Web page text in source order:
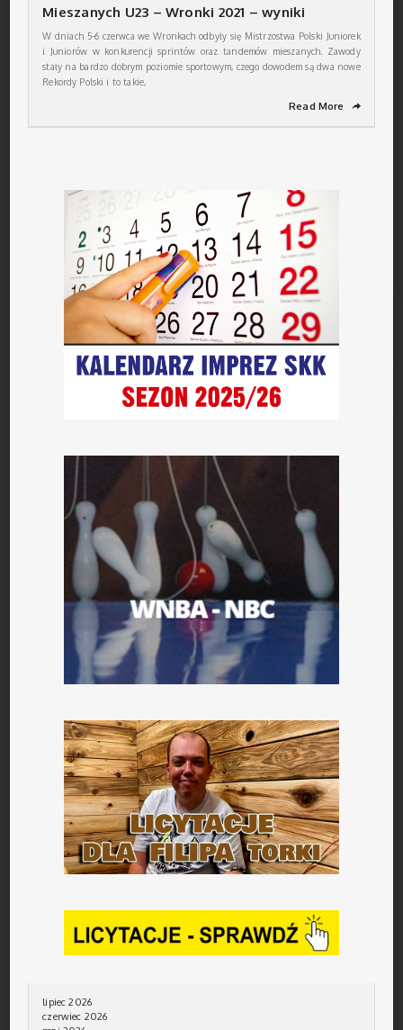
Mieszanych U23 – Wronki 2021 – wyniki
W dniach 5-6 czerwca we Wronkach odbyły się Mistrzostwa Polski Juniorek
i Juniorów w konkurencji sprintów oraz tandemów mieszanych. Zawody
stały na bardzo dobrym poziomie sportowym, czego dowodem są dwa nowe
Rekordy Polski i to takie,
Read More ➦
lipiec 2026
czerwiec 2026